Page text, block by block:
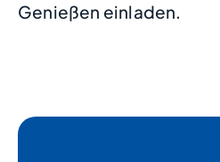
Genießen einladen.